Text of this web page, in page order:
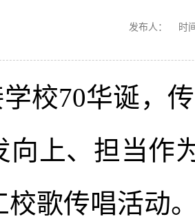
发布人： 时
校70华诞，
向上、担当作
校歌传唱活动